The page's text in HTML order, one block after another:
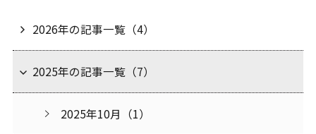
2026年の記事一覧（4）
2025年の記事一覧（7）
2025年10月（1）